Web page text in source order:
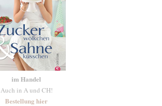
im Handel
Auch in A und CH!
Bestellung hier